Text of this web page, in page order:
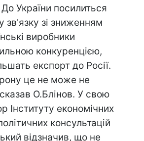
України посилиться
зв'язку зі зниженням
виробники
конкуренцією,
експорт до Росії.
це не може не
О.Блінов. У свою
Інституту економічних
консультацій
відзначив, що не